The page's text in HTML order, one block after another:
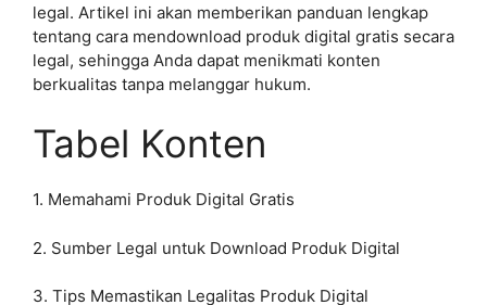
legal. Artikel ini akan memberikan panduan lengkap
tentang cara mendownload produk digital gratis secara
legal, sehingga Anda dapat menikmati konten
berkualitas tanpa melanggar hukum.
Tabel Konten
1. Memahami Produk Digital Gratis
2. Sumber Legal untuk Download Produk Digital
3. Tips Memastikan Legalitas Produk Digital